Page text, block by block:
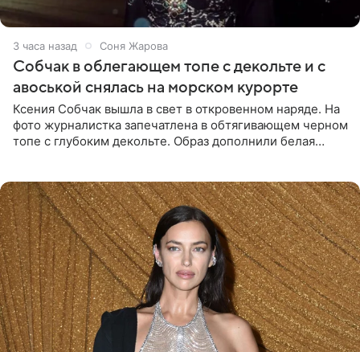
3 часа назад Соня Жарова
Собчак в облегающем топе с декольте и с
авоськой снялась на морском курорте
Ксения Собчак вышла в свет в откровенном наряде. На
фото журналистка запечатлена в обтягивающем черном
топе с глубоким декольте. Образ дополнили белая